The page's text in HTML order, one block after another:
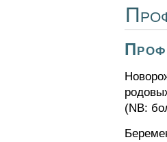
(NB: